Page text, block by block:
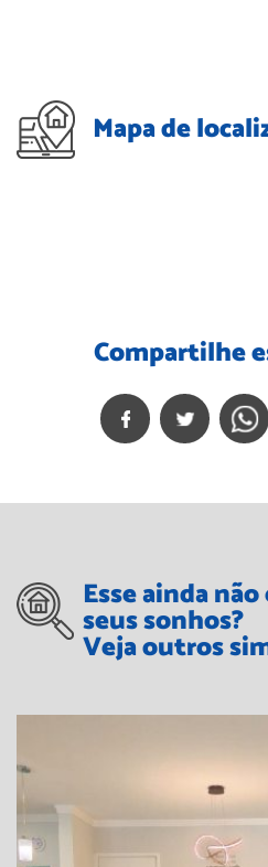
Mapa de
Compartilhe
Esse ainda
seus sonhos?
Veja outros